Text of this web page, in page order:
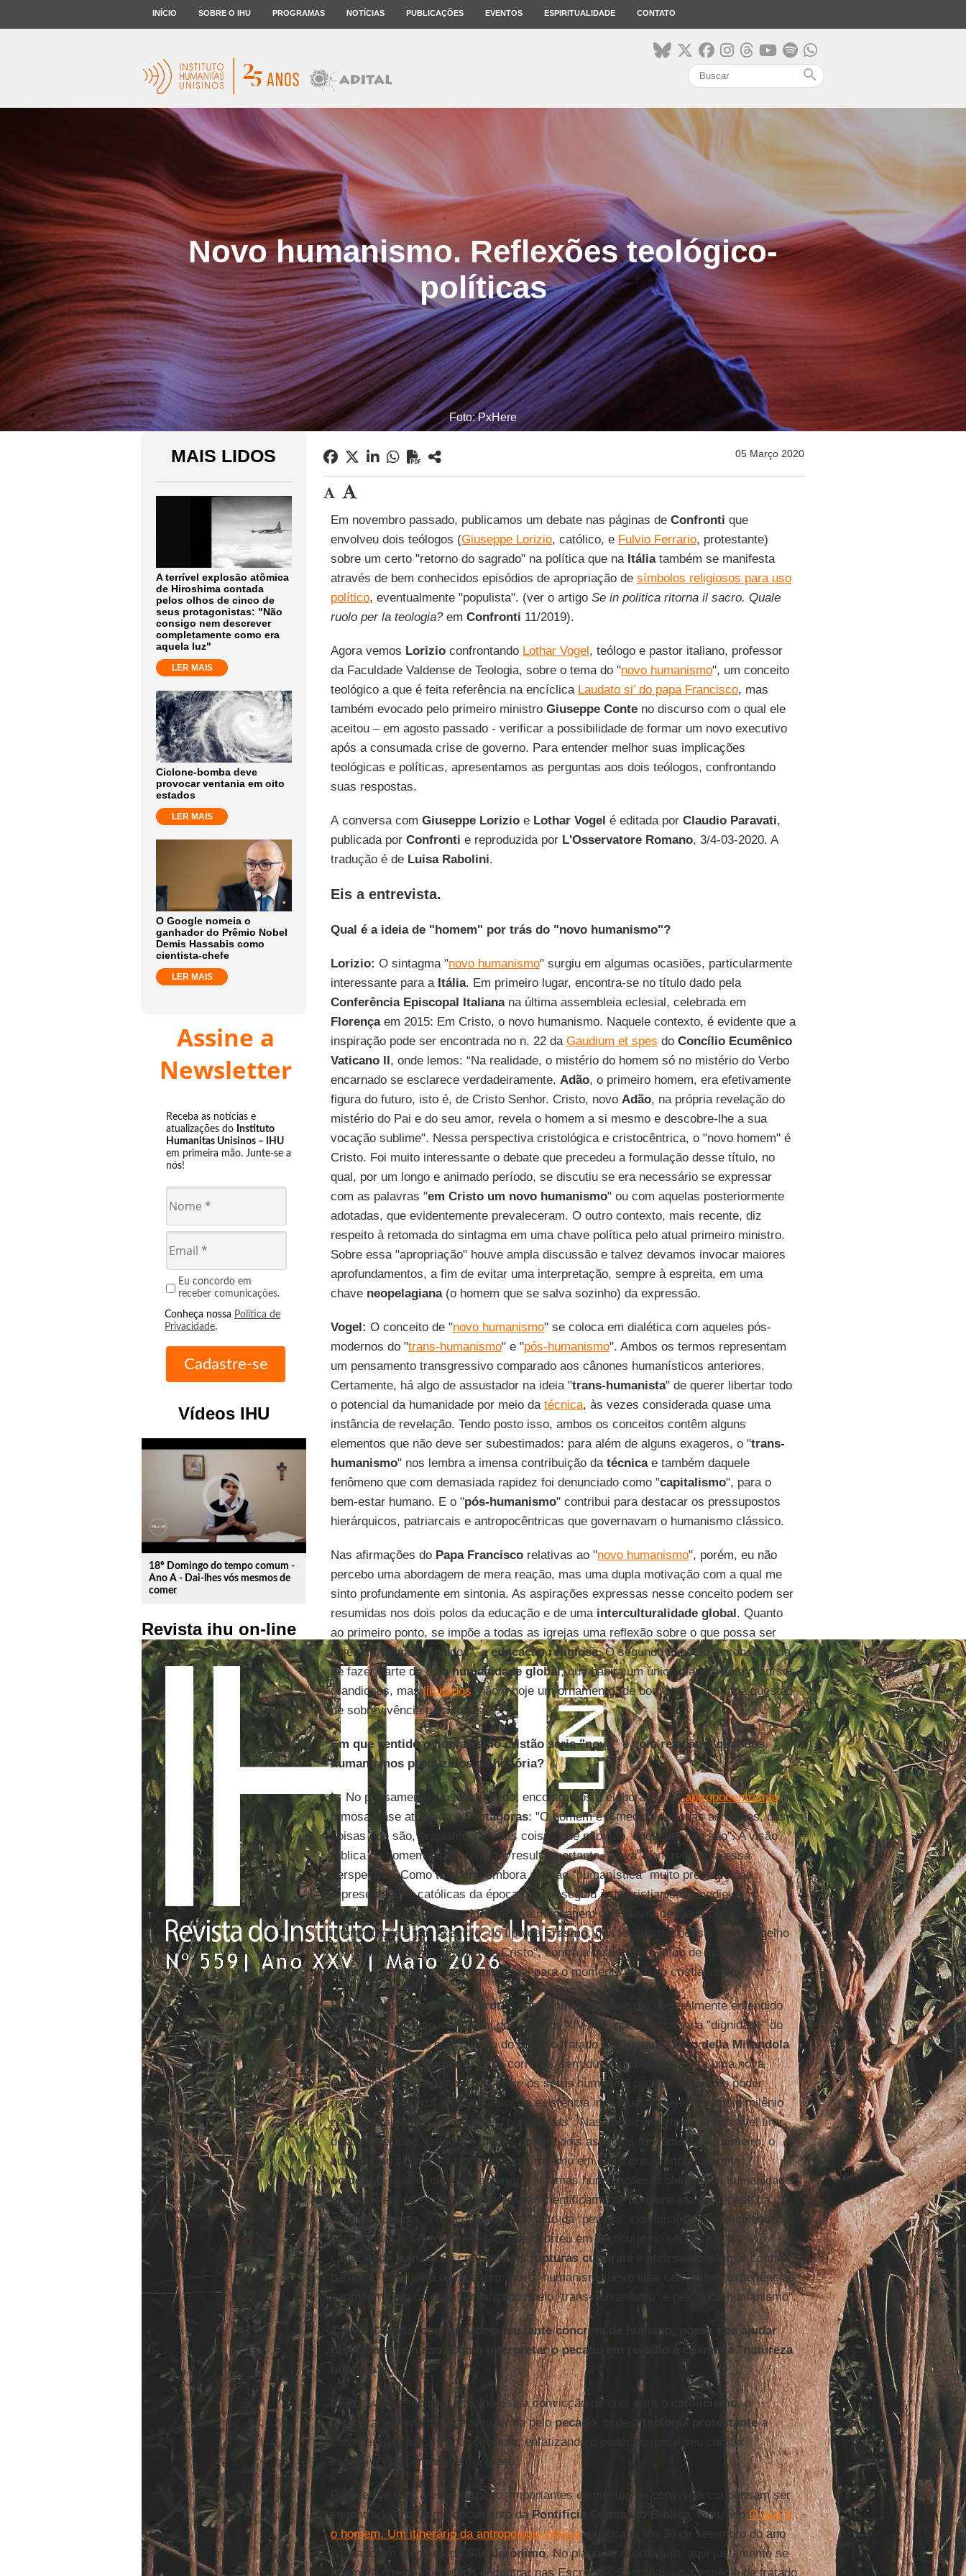
INÍCIO SOBRE O IHU PROGRAMAS NOTÍCIAS PUBLICAÇÕES EVENTOS ESPIRITUALIDADE CONTATO
search
Novo humanismo. Reflexões teológico-
políticas
Foto: PxHere
MAIS LIDOS
A terrível explosão atômica
de Hiroshima contada
pelos olhos de cinco de
seus protagonistas: "Não
consigo nem descrever
completamente como era
aquela luz"
LER MAIS
Ciclone-bomba deve
provocar ventania em oito
estados
LER MAIS
O Google nomeia o
ganhador do Prêmio Nobel
Demis Hassabis como
cientista-chefe
LER MAIS
Assine a
Newsletter
Receba as notícias e
atualizações do Instituto
Humanitas Unisinos – IHU
em primeira mão. Junte-se a
nós!
Eu concordo em
receber comunicações.
Conheça nossa Política de
Privacidade.
Vídeos IHU
play_circle_outline
18º Domingo do tempo comum -
Ano A - Dai-lhes vós mesmos de
comer
Revista ihu on-line
05 Março 2020
Em novembro passado, publicamos um debate nas páginas de Confronti que
envolveu dois teólogos (Giuseppe Lorizio, católico, e Fulvio Ferrario, protestante)
sobre um certo "retorno do sagrado" na política que na Itáliatambém se manifesta
através de bem conhecidos episódios de apropriação de símbolos religiosos para uso
político, eventualmente "populista". (ver o artigo Se in politica ritorna il sacro. Quale
ruolo per la teologia?em Confronti 11/2019).
Agora vemos Lorizioconfrontando Lothar Vogel, teólogo e pastor italiano, professor
da Faculdade Valdense de Teologia, sobre o tema do "novo humanismo", um conceito
teológico a que é feita referência na encíclica Laudato si’ do papa Francisco, mas
também evocado pelo primeiro ministro Giuseppe Conteno discurso com o qual ele
aceitou – em agosto passado - verificar a possibilidade de formar um novo executivo
após a consumada crise de governo. Para entender melhor suas implicações
teológicas e políticas, apresentamos as perguntas aos dois teólogos, confrontando
suas respostas.
A conversa com Giuseppe Lorizioe Lothar Vogel é editada por Claudio Paravati,
publicada por Confronti e reproduzida por L'Osservatore Romano, 3/4-03-2020. A
tradução é de Luisa Rabolini.
Eis a entrevista.
Qual é a ideia de "homem" por trás do "novo humanismo"?
Lorizio: O sintagma "novo humanismo" surgiu em algumas ocasiões, particularmente
interessante para a Itália. Em primeiro lugar, encontra-se no título dado pela
Conferência Episcopal Italianana última assembleia eclesial, celebrada em
Florençaem 2015: Em Cristo, o novo humanismo. Naquele contexto, é evidente que a
inspiração pode ser encontrada no n. 22 da Gaudium et spes do Concílio Ecumênico
Vaticano II, onde lemos: “Na realidade, o mistério do homem só no mistério do Verbo
encarnado se esclarece verdadeiramente. Adão, o primeiro homem, era efetivamente
figura do futuro, isto é, de Cristo Senhor. Cristo, novo Adão, na própria revelação do
mistério do Pai e do seu amor, revela o homem a si mesmo e descobre-lhe a sua
vocação sublime". Nessa perspectiva cristológica e cristocêntrica, o "novo homem" é
Cristo. Foi muito interessante o debate que precedeu a formulação desse título, no
qual, por um longo e animado período, se discutiu se era necessário se expressar
com as palavras "em Cristo um novo humanismo" ou com aquelas posteriormente
adotadas, que evidentemente prevaleceram. O outro contexto, mais recente, diz
respeito à retomada do sintagma em uma chave política pelo atual primeiro ministro.
Sobre essa "apropriação" houve ampla discussão e talvez devamos invocar maiores
aprofundamentos, a fim de evitar uma interpretação, sempre à espreita, em uma
chave neopelagiana(o homem que se salva sozinho) da expressão.
Vogel: O conceito de "novo humanismo" se coloca em dialética com aqueles pós-
modernos do "trans-humanismo" e "pós-humanismo". Ambos os termos representam
um pensamento transgressivo comparado aos cânones humanísticos anteriores.
Certamente, há algo de assustador na ideia "trans-humanista" de querer libertar todo
o potencial da humanidade por meio da técnica, às vezes considerada quase uma
instância de revelação. Tendo posto isso, ambos os conceitos contêm alguns
elementos que não deve ser subestimados: para além de alguns exageros, o "trans-
humanismo" nos lembra a imensa contribuição da técnicae também daquele
fenômeno que com demasiada rapidez foi denunciado como "capitalismo", para o
bem-estar humano. E o "pós-humanismo" contribui para destacar os pressupostos
hierárquicos, patriarcais e antropocêntricas que governavam o humanismo clássico.
Nas afirmações do Papa Franciscorelativas ao "novo humanismo", porém, eu não
percebo uma abordagem de mera reação, mas uma dupla motivação com a qual me
sinto profundamente em sintonia. As aspirações expressas nesse conceito podem ser
resumidas nos dois polos da educação e de uma interculturalidade global. Quanto
ao primeiro ponto, se impõe a todas as igrejas uma reflexão sobre o que possa ser
hoje, em tempos "líquidos", aeducação religiosa. O segundo aspecto, a consciência
de fazer parte de umahumanidade global, que habita um único planeta com recursos
grandiosos, maslimitados , não é hoje um ornamento "de bom tom", mas uma questão
de sobrevivência para todos.
Em que sentido o humanismo cristão seria "novo" e com relação a qual dos
humanismos produzidos na história?
L: No pensamento filosófico grego, encontramos a elaboração doantropocentrismona
famosa frase atribuída aProtágoras: "O homem é a medida de todas as coisas, das
coisas que são, enquanto são, das coisas que não são, enquanto não são". A visão
bíblica do homem se diferencia e resulta, portanto, "nova" com relação a essa
perspectiva. Como também, embora a visão "humanística" muito presente nas
representações católicas da época que se seguiu à do cristianismo medieval,
certamente não podemos identificar a mensagem da Palavra de Deus com
interpretações, por exemplo, do tipo deErasmo, que levariam a pensar no evangelho
em termos de uma "filosofia de Cristo", contra a qualLuterolutou de maneira
profética e, diria, também muito atual para o momento atual do cristianismo.
V:Seguindo Jaocob Burkhardt, o substantivo "humanismo" é geralmente entendido
como uma corrente intelectual dos séculos XIV-XVI, que enfatizava a "dignidade" do
homem, de acordo com o título do famoso tratado de Giovanni Pico della Mirandola
[A dignidade do homem]. Essa corrente, sem dúvida, contribuiu para uma nova
sensibilidade pelas diferenças entre os seres humanos, para os limites do poder
(religioso e político) e para o valor da existência individual. No entanto, meio milênio
nos separa desses pensadores "humanistas". Nas condições atuais, é possível tirar
delas sugestões, tendo em mente, porém, dois aspectos fundamentais: primeiro, o
humanismo clássico é um fenômeno, mesmo em seu valor, primorosamente
ocidental , e além disso foi anterior a algumas humilhações profundas da humanidade:
refiro-me em particular à compreensão cientificamente aprofundada da gênese da
espécie humana, à desconstrução do mito da "pessoa" individual com a psicologia dos
séculos XIX e XX e à revelação, que ocorreu em particular no século XX, da
capacidade humana de criarbrutais rupturas culturais
e para se acostumar com a
barbárie. Em minha opinião, um "novo" humanismo deve lidar com essas experiências
e também com os desafios lançados pelo "trans-humanismo" e pelo "pós-humanismo".
Talvez a Bíblia, com sua ideia bastante concreta de humano, possa nos ajudar
precisamente nisso. Como interpretar o pecado em relação à chamada "natureza
humana"?
L: Por vários séculos, espalhou-se a convicção de que, para o catolicismo, a
natureza humana tivesse sido ferida pelopecado , onde a teologia protestantea
consideraria radicalmente corrupta, enfatizando o poder do mal e seu caráter
invencível do homem sem a graça.
Parece-me que, a esse respeito, importantes elementos de convergência possam ser
encontrados no último documento daPontifícia Comissão Bíblica , intitulado O que é
o homem. Um itinerário da antropologia bíblica, publicado em 30 de setembro do ano
passado em memória de
São Jerônimo. No plano de abordagem, aqui justamente se
relembra que não podemos encontrar nas Escrituras Sagradas uma espécie de tratado